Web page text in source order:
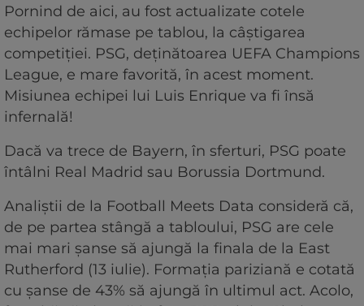
Pornind de aici, au fost actualizate cotele
echipelor rămase pe tablou, la câștigarea
competiției. PSG, deținătoarea UEFA Champions
League, e mare favorită, în acest moment.
Misiunea echipei lui Luis Enrique va fi însă
infernală!
Dacă va trece de Bayern, în sferturi, PSG poate
întâlni Real Madrid sau Borussia Dortmund.
Analiștii de la Football Meets Data consideră că,
de pe partea stângă a tabloului, PSG are cele
mai mari șanse să ajungă la finala de la East
Rutherford (13 iulie). Formația pariziană e cotată
cu șanse de 43% să ajungă în ultimul act. Acolo,